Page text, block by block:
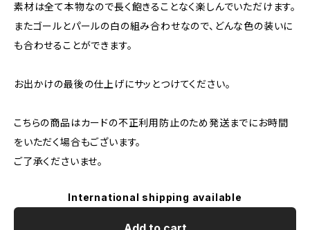
素材は全て本物なので長く飽きることなく楽しんでいただけます。
またゴールとパールの白の組み合わせなので、どんな色の装いに
も合わせることができます。
お出かけの最後の仕上げにサッとつけてください。
こちらの商品はカードの不正利用防止のため発送までにお時間
をいただく場合もございます。
ご了承くださいませ。
International shipping available